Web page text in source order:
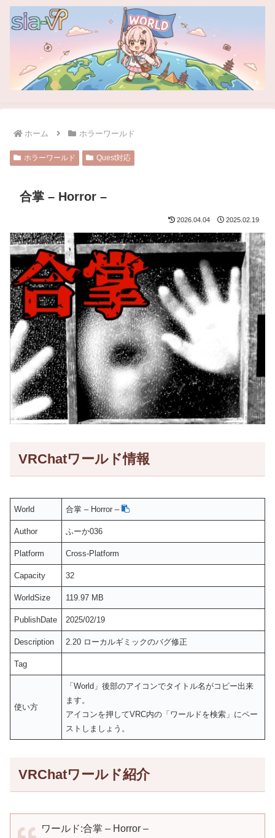
ホーム ホラーワールド
ホラーワールド Quest対応
合掌 – Horror –
2026.04.04 2025.02.19
VRChatワールド情報
World 合掌 – Horror –
Author ふーか036
Platform Cross-Platform
Capacity 32
WorldSize 119.97 MB
PublishDate 2025/02/19
Description 2.20 ローカルギミックのバグ修正
Tag
使い方
「World」後部のアイコンでタイトル名がコピー出来
ます。
アイコンを押してVRC内の「ワールドを検索」にペー
ストしましょう。
VRChatワールド紹介
ワールド:合掌 – Horror –